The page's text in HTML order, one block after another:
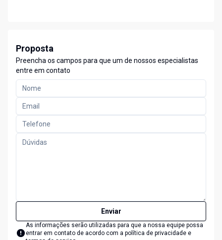
Proposta
Preencha os campos para que um de nossos especialistas
entre em contato
Enviar
As informações serão utilizadas para que a nossa equipe possa
entrar em contato de acordo com a política de privacidade e